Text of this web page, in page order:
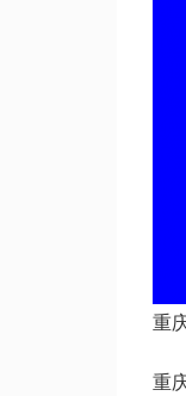
重
重